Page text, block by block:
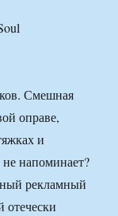
Смешная
оправе,
и
не напоминает?
рекламный
отечески